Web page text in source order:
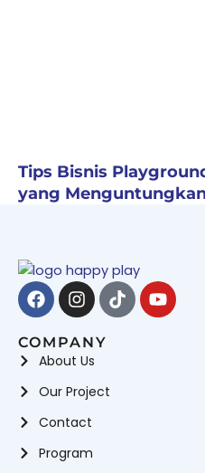
Tips Bisnis
yang
Facebook
Instagram
Tiktok
COMPANY
About Us
Our Project
Contact
Program